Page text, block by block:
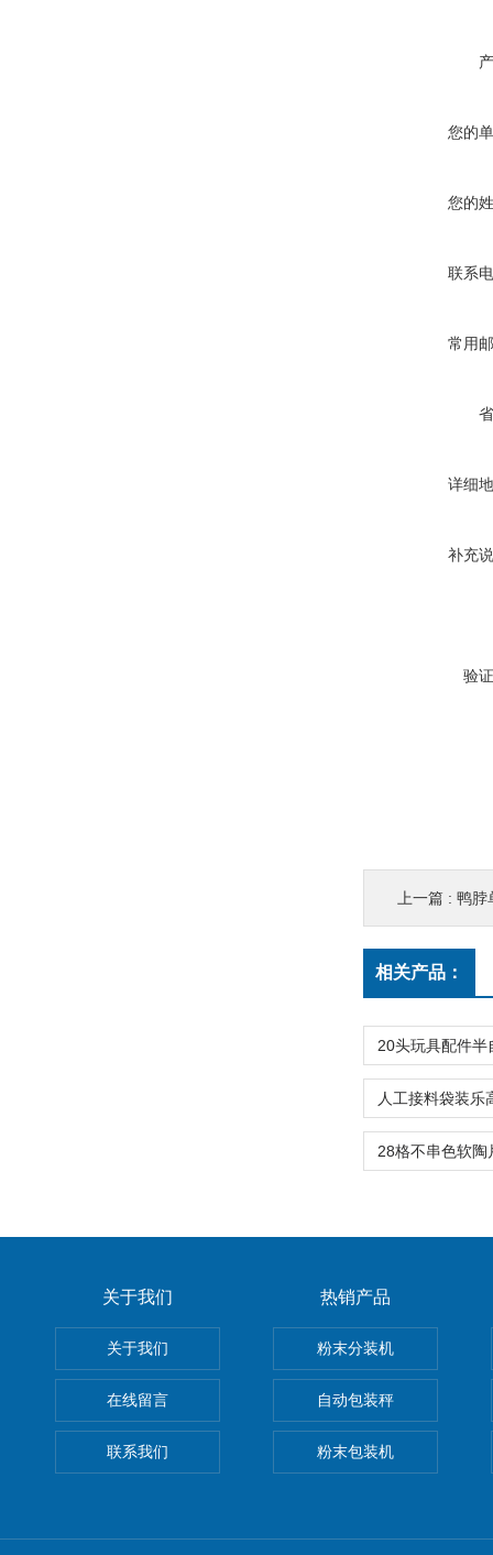
您的
您的
联系
常用
详细
补充
验
上一篇 : 鸭脖
相关产品：
关于我们
关于我们
在线留言
联系我们
热销产品
粉末分装机
自动包装秤
粉末包装机